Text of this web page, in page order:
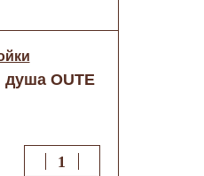
душа OUTE